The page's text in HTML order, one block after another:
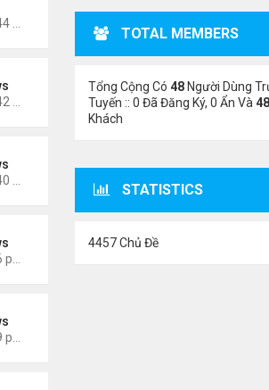
TOTAL MEMBERS
Tổng Cộng Có 48Người Dùng
Tuyến :: 0 Đã Đăng Ký, 0 Ẩn Và 48
Khách
STATISTICS
4457 Chủ Đề